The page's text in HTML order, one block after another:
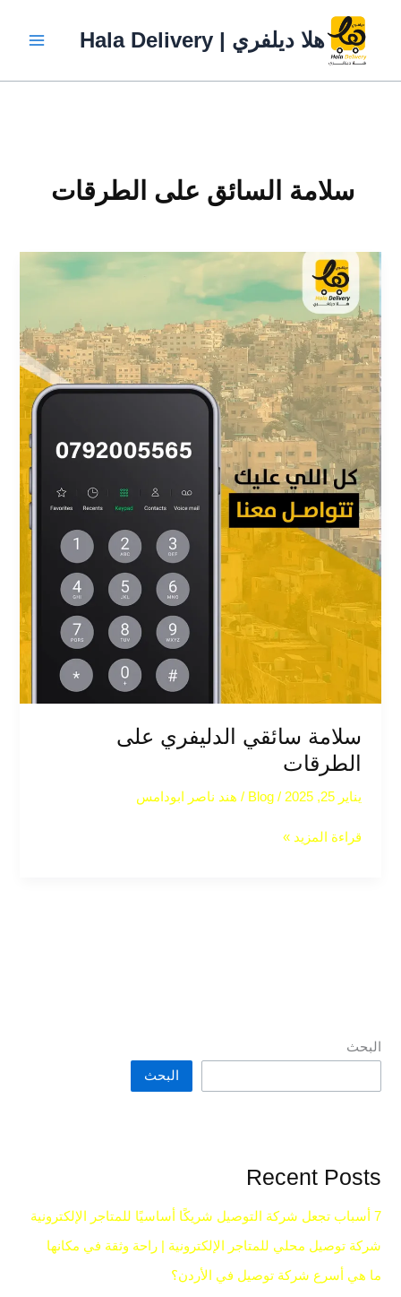
المحتوى
هلا ديلفري | Hala Delivery
سلامة السائق على الطرقات
سلامة سائقي الدليفري على
الطرقات
يناير 25, 2025 /
Blog
/ هند ناصر ابودامس
سلامة
سائقي
الدليفري
على
الطرقات
قراءة المزيد »
البحث
البحث
Recent Posts
7 أسباب تجعل شركة التوصيل شريكًا أساسيًا للمتاجر الإلكترونية
شركة توصيل محلي للمتاجر الإلكترونية | راحة وثقة في مكانها
ما هي أسرع شركة توصيل في الأردن؟